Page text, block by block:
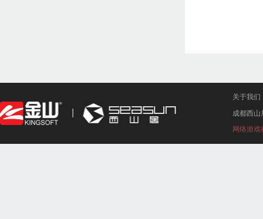
关于我们
成都西山
网络游